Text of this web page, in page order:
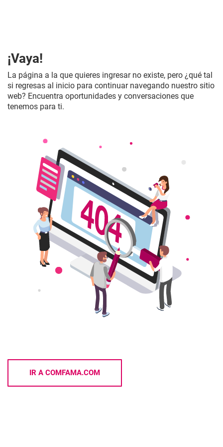
¡Vaya!
La página a la que quieres ingresar no existe, pero ¿qué tal
si regresas al inicio para continuar navegando nuestro sitio
web? Encuentra oportunidades y conversaciones que
tenemos para ti.
IR A COMFAMA.COM